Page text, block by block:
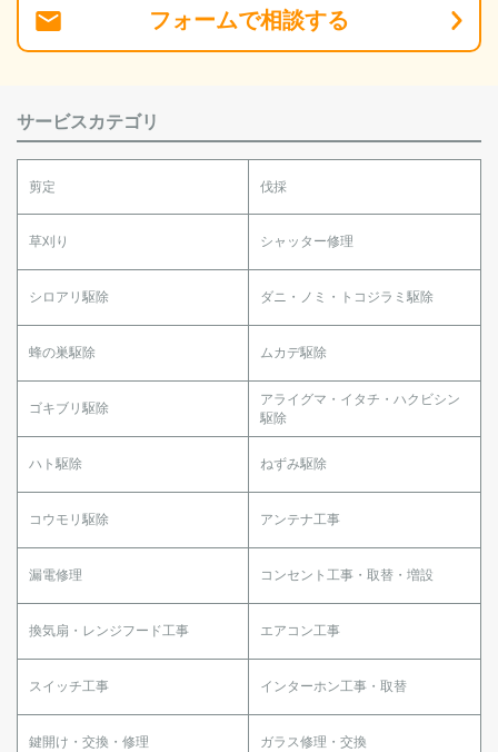
フォームで相談する
サービスカテゴリ
剪定 伐採
草刈り シャッター修理
シロアリ駆除 ダニ・ノミ・トコジラミ駆除
蜂の巣駆除 ムカデ駆除
ゴキブリ駆除
アライグマ・イタチ・ハクビシン
駆除
ハト駆除 ねずみ駆除
コウモリ駆除 アンテナ工事
漏電修理 コンセント工事・取替・増設
換気扇・レンジフード工事 エアコン工事
スイッチ工事 インターホン工事・取替
鍵開け・交換・修理 ガラス修理・交換